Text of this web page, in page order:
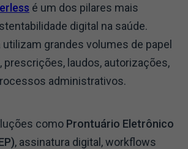
é um dos pilares mais
digital na saúde.
utilizam grandes volumes de papel
prescrições, laudos, autorizações,
administrativos.
como Prontuário Eletrônico
, assinatura digital, workflows